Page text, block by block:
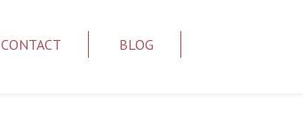
CONTACT BLOG